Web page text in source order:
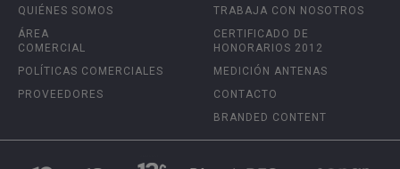
QUIÉNES SOMOS
ÁREA
COMERCIAL
POLÍTICAS COMERCIALES
PROVEEDORES
TRABAJA CON NOSOTROS
CERTIFICADO DE
HONORARIOS 2012
MEDICIÓN ANTENAS
CONTACTO
BRANDED CONTENT